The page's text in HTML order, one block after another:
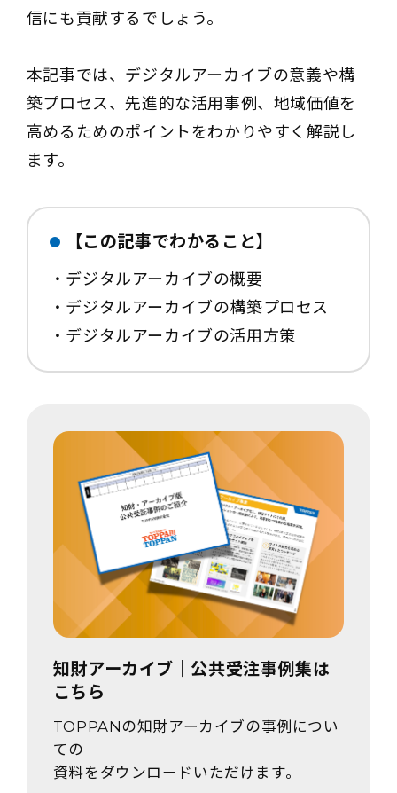
信にも貢献するでしょう。
本記事では、デジタルアーカイブの意義や構
築プロセス、先進的な活用事例、地域価値を
高めるためのポイントをわかりやすく解説し
ます。
【この記事でわかること】
・デジタルアーカイブの概要
・デジタルアーカイブの構築プロセス
・デジタルアーカイブの活用方策
知財アーカイブ｜公共受注事例集は
こちら
TOPPANの知財アーカイブの事例につい
ての
資料をダウンロードいただけます。